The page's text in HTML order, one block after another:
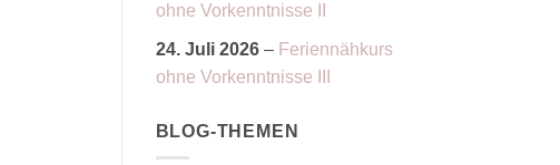
ohne Vorkenntnisse II
24. Juli 2026– Feriennähkurs
ohne Vorkenntnisse III
BLOG-THEMEN